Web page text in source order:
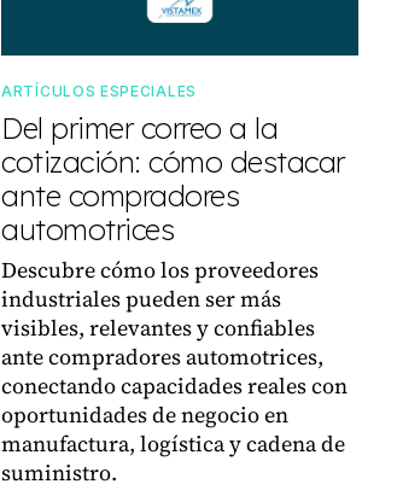
ARTÍCULOS ESPECIALES
Del primer correo a la
cotización: cómo destacar
ante compradores
automotrices
Descubre cómo los proveedores
industriales pueden ser más
visibles, relevantes y confiables
ante compradores automotrices,
conectando capacidades reales con
oportunidades de negocio en
manufactura, logística y cadena de
suministro.